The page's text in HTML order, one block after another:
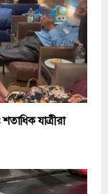
যাত্রীরা